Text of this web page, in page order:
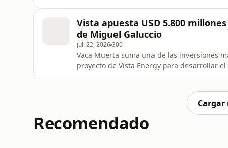
repasa la respuesta del vicemini
Vista apuesta USD 5.800
de Miguel Galuccio
jul. 22, 2026300
Vaca Muerta suma una de las inversiones
proyecto de Vista Energy para desarrollar
Cargar
Recomendado